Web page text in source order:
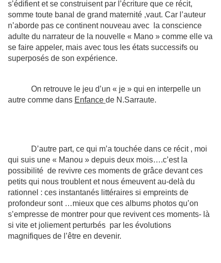
s’édifient et se construisent par l’écriture que ce récit,
somme toute banal de grand maternité ,vaut. Car l’auteur
n’aborde pas ce continent nouveau avec
la conscience
adulte du narrateur de la nouvelle « Mano » comme elle va
se faire appeler, mais avec tous les états successifs ou
superposés de son expérience.
On retrouve le jeu d’un « je » qui en interpelle un
autre comme dans Enfance de N.Sarraute.
D’autre part, ce qui m’a touchée dans ce récit , moi
qui suis une « Manou » depuis deux mois….c’est la
possibilité de revivre ces moments de grâce devant ces
petits qui nous troublent et nous émeuvent au-delà du
rationnel : ces instantanés littéraires si empreints de
profondeur sont …mieux que ces albums photos qu’on
s’empresse de montrer pour que revivent ces moments- là
si vite et joliement perturbés par les évolutions
magnifiques de l’être en devenir.